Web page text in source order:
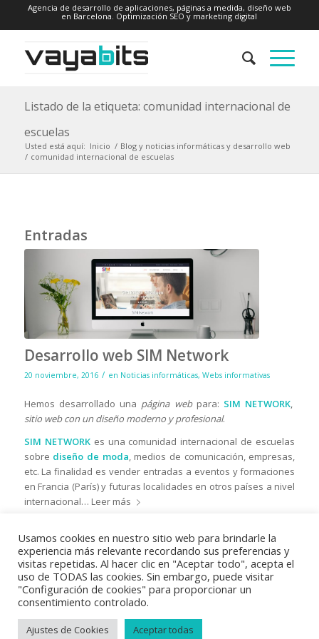
Agencia de desarrollo de aplicaciones, páginas a medida, diseño web
en Barcelona. Optimización SEO y marketing digital
Listado de la etiqueta: comunidad internacional de
escuelas
Usted está aquí: Inicio / Blog y noticias informáticas y desarrollo web
/ comunidad internacional de escuelas
Entradas
Desarrollo web SIM Network
20 noviembre, 2016 / en Noticias informáticas, Webs informativas
Hemos desarrollado una página webpara: SIM NETWORK,
sitio web con un diseño moderno y profesional.
SIM NETWORKes una comunidad internacional de escuelas
sobre diseño de moda, medios de comunicación, empresas,
etc. La finalidad es vender entradas a eventos y formaciones
en Francia (París) y futuras localidades en otros países a nivel
internacional… Leer más
© Copyright 2018Vayabits Aviso Legal|Condiciones de venta
Usamos cookies en nuestro sitio web para brindarle la
experiencia más relevante recordando sus preferencias y
visitas repetidas. Al hacer clic en "Aceptar todo", acepta el
uso de TODAS las cookies. Sin embargo, puede visitar
"Configuración de cookies" para proporcionar un
consentimiento controlado.
Ajustes de Cookies Aceptar todas